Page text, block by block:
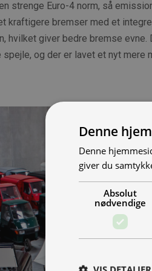
strenge Euro-4 norm, så
kraftigere bremser med et
hvilket giver bedre bremse evne.
spejle, og der er lavet et nyt mere
Denne
Denne
giver du
Absolut
nødvendige